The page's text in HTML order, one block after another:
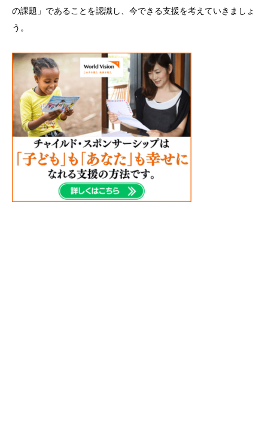
の課題」であることを認識し、今できる支援を考えていきましょ
う。